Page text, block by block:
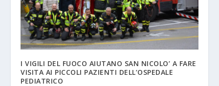
I VIGILI DEL FUOCO AIUTANO SAN NICOLO’ A FARE
VISITA AI PICCOLI PAZIENTI DELL’OSPEDALE
PEDIATRICO